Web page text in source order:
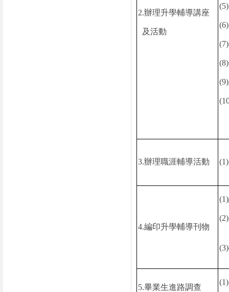
2.辦理升學輔導講座
及活動
(5)
(6)
(7)
(8)
(9)
3.辦理職涯輔導活動
4.編印升學輔導刊物
(1)
(2)
(3)
5.畢業生進路調查
(1)